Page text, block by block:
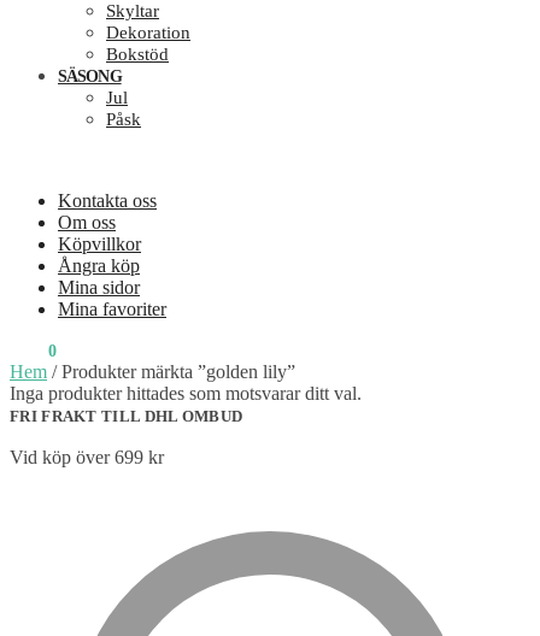
Skyltar
Dekoration
Bokstöd
SÄSONG
Jul
Påsk
Kontakta oss
Om oss
Köpvillkor
Ångra köp
Mina sidor
Mina favoriter
0
Hem /Produkter märkta ”golden lily”
Inga produkter hittades som motsvarar ditt val.
FRI FRAKT TILL DHL OMBUD
Vid köp över 699 kr